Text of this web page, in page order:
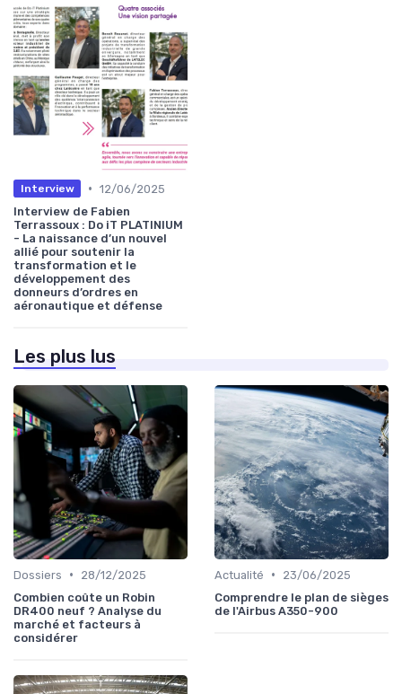
Interview • 12/06/2025
Interview de Fabien
Terrassoux : Do iT PLATINIUM
- La naissance d’un nouvel
allié pour soutenir la
transformation et le
développement des
donneurs d’ordres en
aéronautique et défense
Les plus lus
Dossiers •
28/12/2025
Combien coûte un Robin
DR400 neuf ? Analyse du
marché et facteurs à
considérer
Actualité •
23/06/2025
Comprendre le plan de sièges
de l'Airbus A350-900